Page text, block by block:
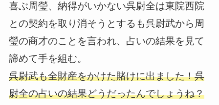
喜ぶ周瑩、納得がいかない呉尉全は東院西院
との契約を取り消そうとするも呉尉武から周
瑩の商才のことを言われ、占いの結果を見て
諦めて手を組む。
呉尉武も全財産をかけた賭けに出ました！呉
尉全の占いの結果どうだったんでしょうね？